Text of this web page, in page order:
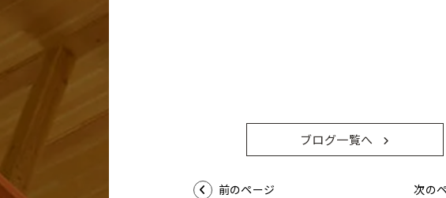
ブログ一覧へ
前のページ 次の